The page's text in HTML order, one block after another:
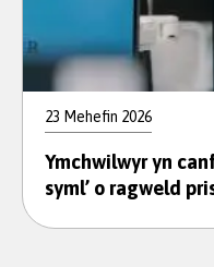
23 Mehefin 2026
Ymchwilwyr yn
syml’ o ragweld